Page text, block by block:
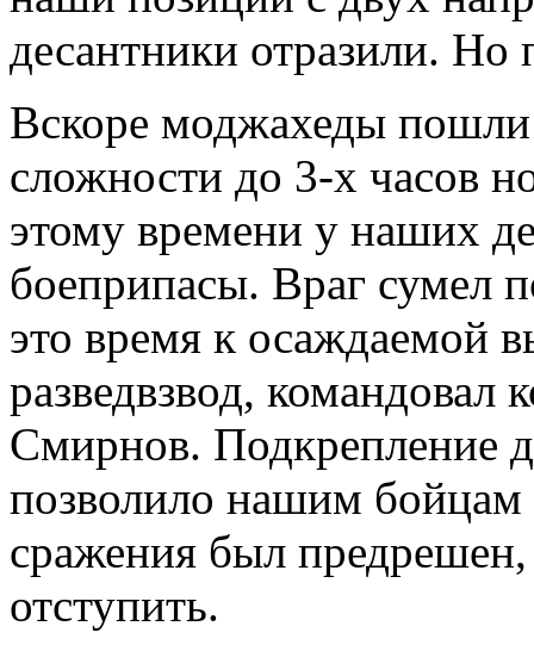
десантники отразили. Но
Вскоре моджахеды
сложности до 3-х часов
этому времени у наших
боеприпасы. Враг сумел
это время к осаждаемой
разведвзвод,
Смирнов. Подкрепление
позволило нашим бойцам
сражения был
отступить.